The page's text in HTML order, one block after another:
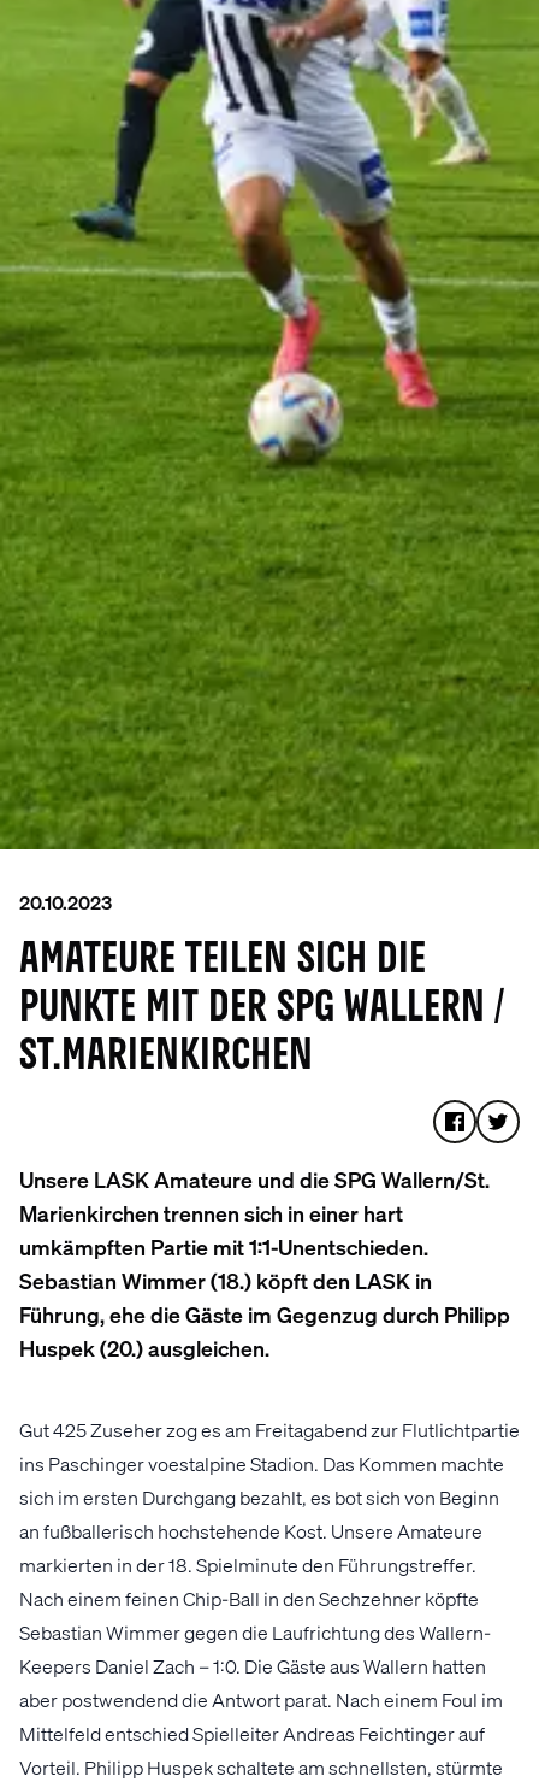
20.10.2023
AMATEURE TEILEN SICH DIE
PUNKTE MIT DER SPG WALLERN /
ST.MARIENKIRCHEN
Unsere LASK Amateure und die SPG Wallern/St.
Marienkirchen trennen sich in einer hart
umkämpften Partie mit 1:1-Unentschieden.
Sebastian Wimmer (18.) köpft den LASK in
Führung, ehe die Gäste im Gegenzug durch Philipp
Huspek (20.) ausgleichen.
Gut 425 Zuseher zog es am Freitagabend zur Flutlichtpartie
ins Paschinger voestalpine Stadion. Das Kommen machte
sich im ersten Durchgang bezahlt, es bot sich von Beginn
an fußballerisch hochstehende Kost. Unsere Amateure
markierten in der 18. Spielminute den Führungstreffer.
Nach einem feinen Chip-Ball in den Sechzehner köpfte
Sebastian Wimmer gegen die Laufrichtung des Wallern-
Keepers Daniel Zach – 1:0. Die Gäste aus Wallern hatten
aber postwendend die Antwort parat. Nach einem Foul im
Mittelfeld entschied Spielleiter Andreas Feichtinger auf
Vorteil. Philipp Huspek schaltete am schnellsten, stürmte